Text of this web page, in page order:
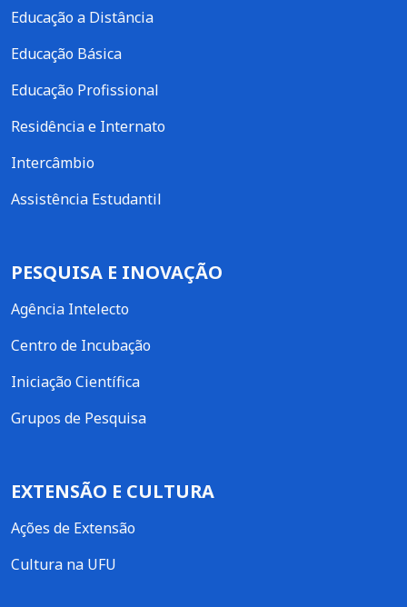
Educação a Distância
Educação Básica
Educação Profissional
Residência e Internato
Intercâmbio
Assistência Estudantil
PESQUISA E INOVAÇÃO
Agência Intelecto
Centro de Incubação
Iniciação Científica
Grupos de Pesquisa
EXTENSÃO E CULTURA
Ações de Extensão
Cultura na UFU